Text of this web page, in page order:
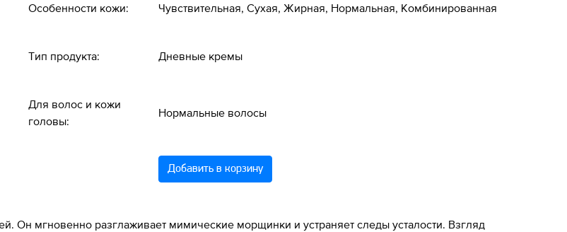
Особенности кожи: Чувствительная, Сухая, Жирная, Нормальная, Комбинированная
Тип продукта: Дневные кремы
Для волос и кожи
головы:
Нормальные волосы
Добавить в корзину
Он мгновенно разглаживает мимические морщинки и устраняет следы усталости. Взгляд